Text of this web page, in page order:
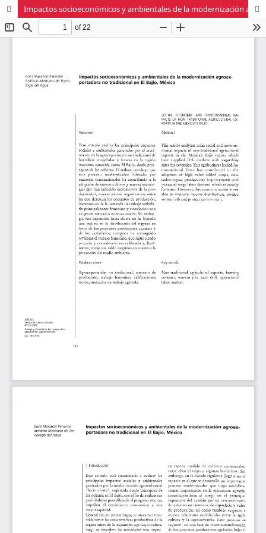
Impactos socioeconómicos y ambientales de la modernización agroexportadora no tradicional en El Bajío, México